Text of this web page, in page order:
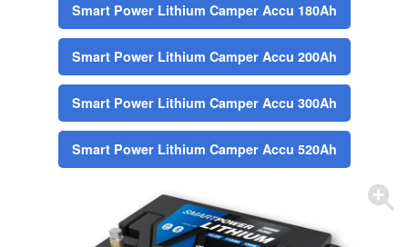
Smart Power Lithium Camper Accu 180Ah
Smart Power Lithium Camper Accu 200Ah
Smart Power Lithium Camper Accu 300Ah
Smart Power Lithium Camper Accu 520Ah